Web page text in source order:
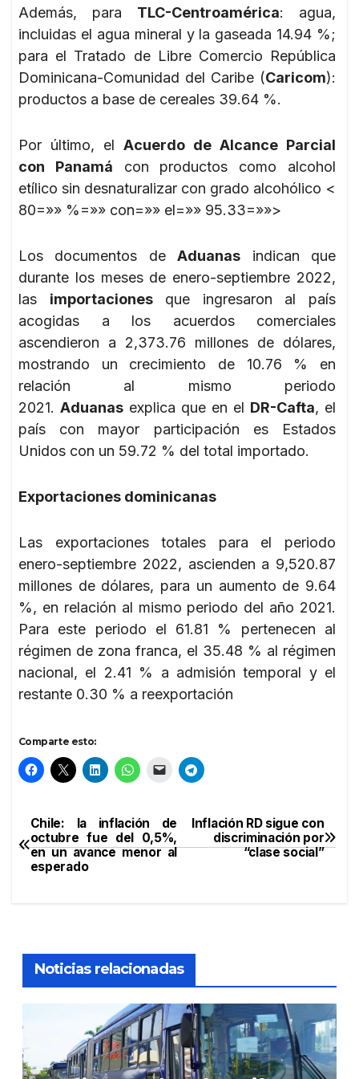
Además, para TLC-Centroamérica: agua,
incluidas el agua mineral y la gaseada 14.94 %;
para el Tratado de Libre Comercio República
Dominicana-Comunidad del Caribe (Caricom):
productos a base de cereales 39.64 %.
Por último, el Acuerdo de Alcance Parcial
con Panamá con productos como alcohol
etílico sin desnaturalizar con grado alcohólico <
80=»» %=»» con=»» el=»» 95.33=»»>
Los documentos deAduanas indican que
durante los meses de enero-septiembre 2022,
las importacionesque ingresaron al país
acogidas a los acuerdos comerciales
ascendieron a 2,373.76 millones de dólares,
mostrando un crecimiento de 10.76 % en
relación al mismo periodo
2021. Aduanas explica que en el DR-Cafta, el
país con mayor participación es Estados
Unidos con un 59.72 % del total importado.
Exportaciones dominicanas
Las exportaciones totales para el periodo
enero-septiembre 2022, ascienden a 9,520.87
millones de dólares, para un aumento de 9.64
%, en relación al mismo periodo del año 2021.
Para este periodo el 61.81 % pertenecen al
régimen de zona franca, el 35.48 % al régimen
nacional, el 2.41 % a admisión temporal y el
restante 0.30 % a reexportación
Comparte esto:
Navegación
de
Inflación RD sigue con
discriminación por
“clase social”
Chile: la inflación de
octubre fue del 0,5%,
en un avance menor al
esperado
Noticias relacionadas